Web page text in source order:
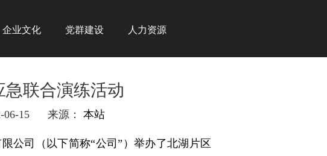
企业文化 党群建设 人力资源
联合演练活动
06-15 来源： 本站
公司（以下简称“公司”）举办了北湖片区